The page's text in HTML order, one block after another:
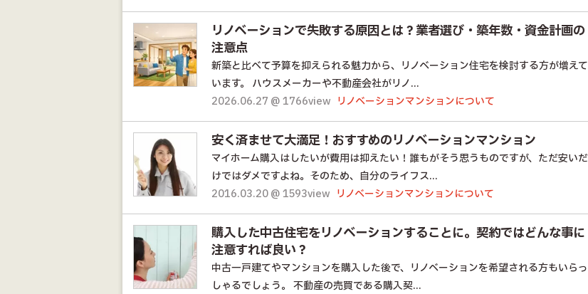
リノベーションで失敗する原因とは？業者選び・築年数・資金計画の
注意点
新築と比べて予算を抑えられる魅力から、リノベーション住宅を検討する方が増えて
います。 ハウスメーカーや不動産会社がリノ...
2026.06.27 @ 1766view リノベーションマンションについて
安く済ませて大満足！おすすめのリノベーションマンション
マイホーム購入はしたいが費用は抑えたい！誰もがそう思うものですが、ただ安いだ
けではダメですよね。そのため、自分のライフス...
2016.03.20 @ 1593view リノベーションマンションについて
購入した中古住宅をリノベーションすることに。契約ではどんな事に
注意すれば良い？
中古一戸建てやマンションを購入した後で、リノベーションを希望される方もいらっ
しゃるでしょう。 不動産の売買である購入契...